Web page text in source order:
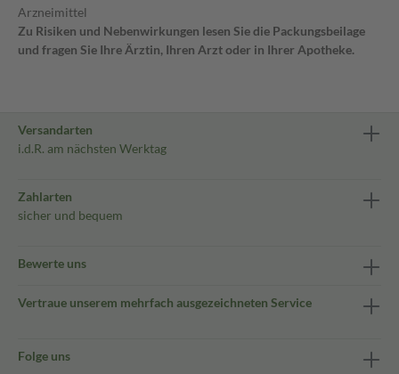
Arzneimittel
Zu Risiken und Nebenwirkungen lesen Sie die Packungsbeilage
und fragen Sie Ihre Ärztin, Ihren Arzt oder in Ihrer Apotheke.
Versandarten
i.d.R. am nächsten Werktag
Zahlarten
sicher und bequem
Bewerte uns
Vertraue unserem mehrfach ausgezeichneten Service
Folge uns